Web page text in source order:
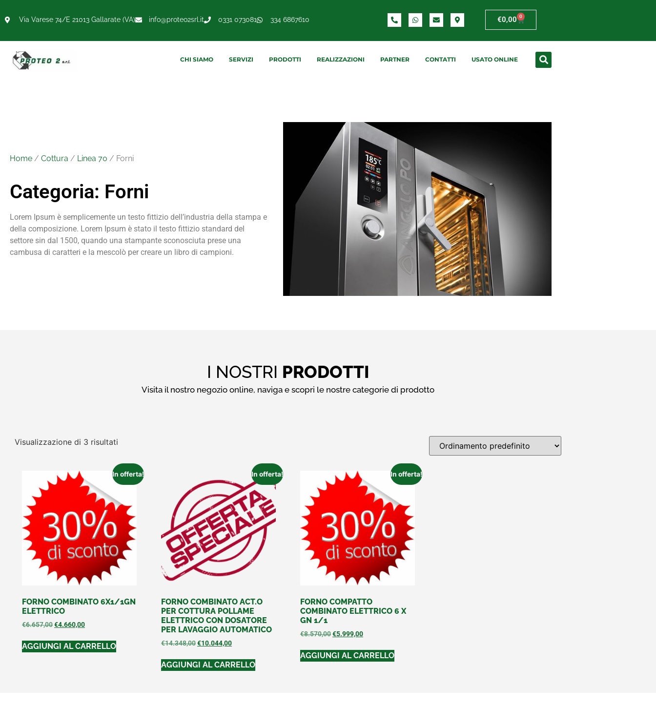
Via Varese 74/E 21013 Gallarate (VA) info@proteo2srl.it 0331 073081 334 6867610 €0,00 0
CHI SIAMO SERVIZI PRODOTTI REALIZZAZIONI PARTNER CONTATTI USATO ONLINE
Home / Cottura / Linea 70 / Forni
Categoria: Forni
Lorem Ipsum è semplicemente un testo fittizio dell’industria della stampa e
della composizione. Lorem Ipsum è stato il testo fittizio standard del
settore sin dal 1500, quando una stampante sconosciuta prese una
cambusa di caratteri e la mescolò per creare un libro di campioni.
I NOSTRI PRODOTTI
Visita il nostro negozio online, naviga e scopri le nostre categorie di prodotto
Visualizzazione di 3 risultati
In offerta!
FORNO COMBINATO 6X1/1GN
ELETTRICO
€6.657,00€4.660,00
AGGIUNGI AL CARRELLO
In offerta!
FORNO COMBINATO ACT.O
PER COTTURA POLLAME
ELETTRICO CON DOSATORE
PER LAVAGGIO AUTOMATICO
€14.348,00€10.044,00
AGGIUNGI AL CARRELLO
In offerta!
FORNO COMPATTO
COMBINATO ELETTRICO 6 X
GN 1/1
€8.570,00€5.999,00
AGGIUNGI AL CARRELLO